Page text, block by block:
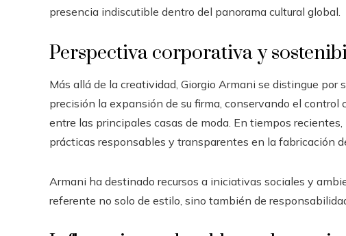
presencia indiscutible dentro del panorama cultural global.
Perspectiva corporativa y
Más allá de la creatividad, Giorgio Armani se distingue por
precisión la expansión de su firma, conservando el
entre las principales casas de moda. En tiempos
prácticas responsables y transparentes en la fabricación
Armani ha destinado recursos a iniciativas sociales y
referente no solo de estilo, sino también de